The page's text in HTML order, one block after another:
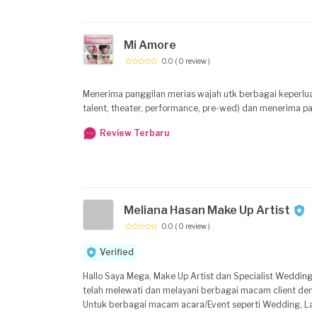
Mi Amore
0.0 ( 0 review )
Menerima panggilan merias wajah utk berbagai
talent, theater, performance, pre-wed) dan menerima
Review Terbaru
Meliana Hasan Make Up Artist
0.0 ( 0 review )
Verified
Hallo Saya Mega, Make Up Artist dan Specialist
telah melewati dan melayani berbagai macam client
Untuk berbagai macam acara/Event seperti Wedding,